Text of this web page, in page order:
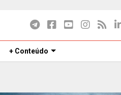
+ Conteúdo